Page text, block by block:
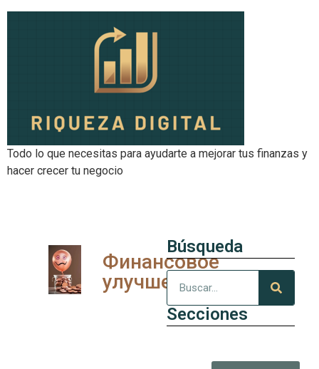
Todo lo que necesitas para ayudarte a mejorar tus finanzas y
hacer crecer tu negocio
Финансовое
улучшение
Búsqueda
Secciones